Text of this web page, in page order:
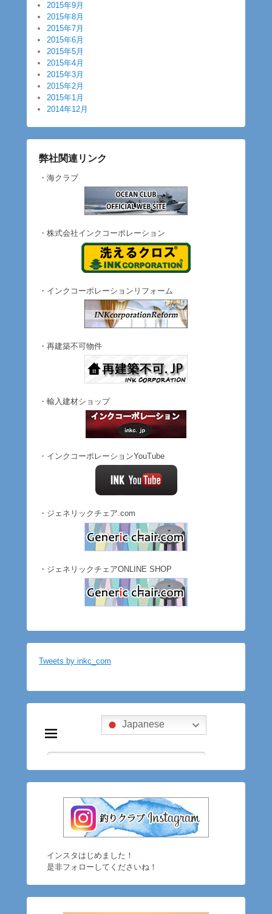
2015年9月
2015年8月
2015年7月
2015年6月
2015年5月
2015年4月
2015年3月
2015年2月
2015年1月
2014年12月
弊社関連リンク
・海クラブ
・株式会社インクコーポレーション
・インクコーポレーションリフォーム
・再建築不可物件
・輸入建材ショップ
・インクコーポレーションYouTube
・ジェネリックチェア.com
・ジェネリックチェアONLINE SHOP
Tweets by inkc_com
インスタはじめました！
是非フォローしてくださいね！